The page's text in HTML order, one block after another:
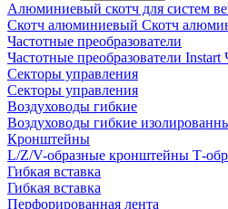
Алюминиевый скотч для систем
Скотч алюминиевый Скотч
Частотные преобразователи
Частотные преобразователи Instart
Секторы управления
Секторы управления
Воздуховоды гибкие
Воздуховоды гибкие
Кронштейны
L/Z/V-образные кронштейны Т-
Гибкая вставка
Гибкая вставка
Перфорированная лента